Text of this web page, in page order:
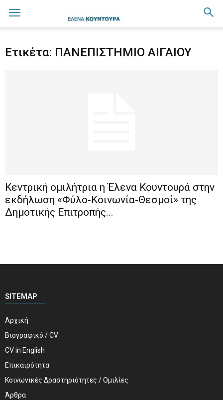
Ετικέτα: ΠΑΝΕΠΙΣΤΗΜΙΟ ΑΙΓΑΙΟΥ
Κεντρική ομιλήτρια η Έλενα Κουντουρά στην
εκδήλωση «Φύλο-Κοινωνία-Θεσμοί» της
Δημοτικής Επιτροπής...
SITEMAP
Αρχική
Βιογραφικό / CV
CV in English
Επικαιρότητα
Κοινωνικές Δραστηριότητες / Ομιλίες
Άρθρα